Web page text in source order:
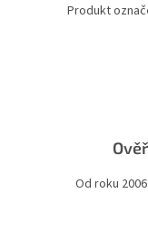
Produkt
Od roku